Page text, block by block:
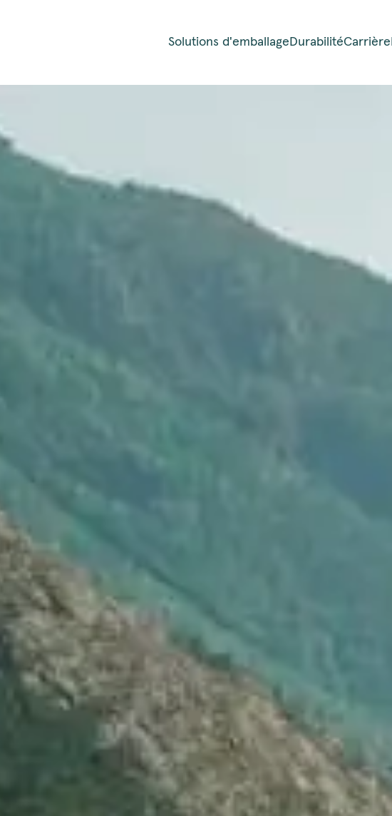
Solutions d'emballage DurabilitéCarrière